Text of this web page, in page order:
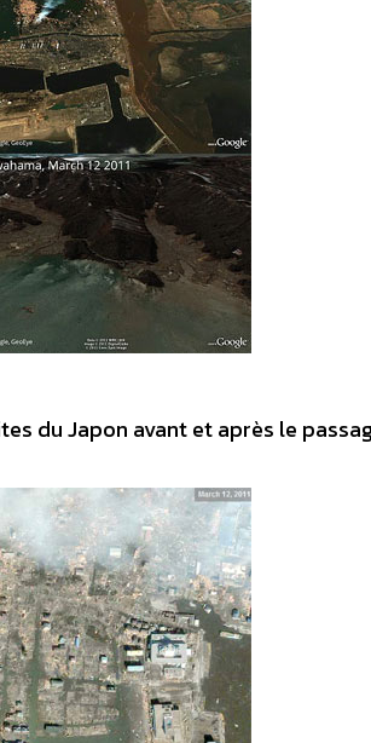
du Japon avant et après le